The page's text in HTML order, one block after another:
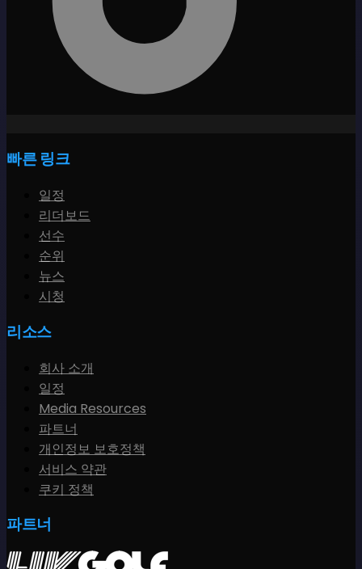
빠른 링크
일정
리더보드
선수
순위
뉴스
시청
리소스
회사 소개
일정
Media Resources
파트너
개인정보 보호정책
서비스 약관
쿠키 정책
파트너